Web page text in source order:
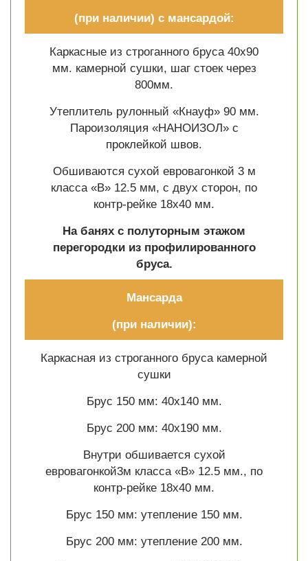
(при наличии) с мансардой:
Каркасные из строганного бруса 40х90
мм. камерной сушки, шаг стоек через
800мм.
Утеплитель рулонный «Кнауф» 90 мм.
Пароизоляция «НАНОИЗОЛ» с
проклейкой швов.
Обшиваются сухой евровагонкой 3 м
класса «В» 12.5 мм, с двух сторон, по
контр-рейке 18х40 мм.
На банях с полуторным этажом
перегородки из профилированного
бруса.
Мансарда
(при наличии):
Каркасная из строганного бруса камерной
сушки
Брус 150 мм: 40х140 мм.
Брус 200 мм: 40х190 мм.
Внутри обшивается сухой
евровагонкой3м класса «В» 12.5 мм., по
контр-рейке 18х40 мм.
Брус 150 мм: утепление 150 мм.
Брус 200 мм: утепление 200 мм.